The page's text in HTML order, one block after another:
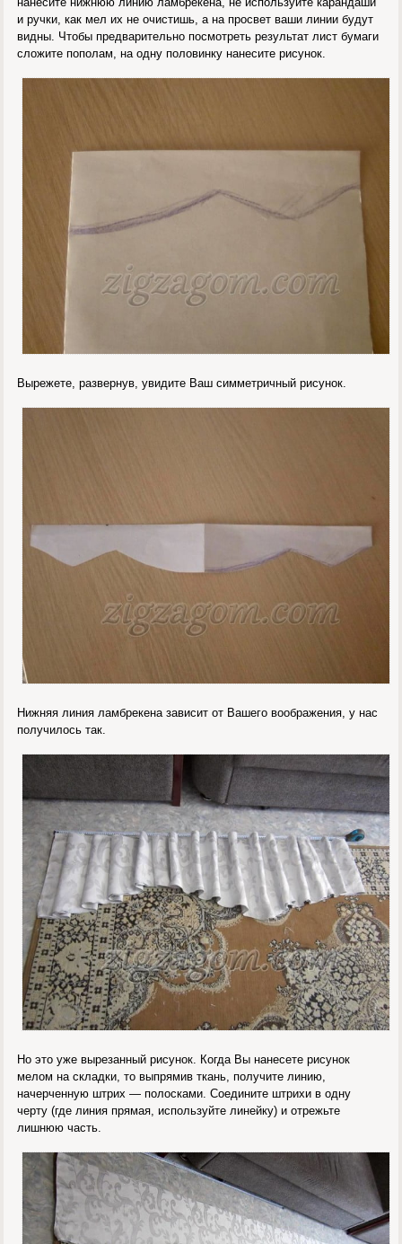
и ручки, как мел их не очистишь, а на просвет ваши линии будут
видны. Чтобы предварительно посмотреть результат лист бумаги
сложите пополам, на одну половинку нанесите рисунок.
Вырежете, развернув, увидите Ваш симметричный рисунок.
Нижняя линия ламбрекена зависит от Вашего воображения, у нас
получилось так.
Но это уже вырезанный рисунок. Когда Вы нанесете рисунок
мелом на складки, то выпрямив ткань, получите линию,
начерченную штрих — полосками. Соедините штрихи в одну
черту (где линия прямая, используйте линейку) и отрежьте
лишнюю часть.